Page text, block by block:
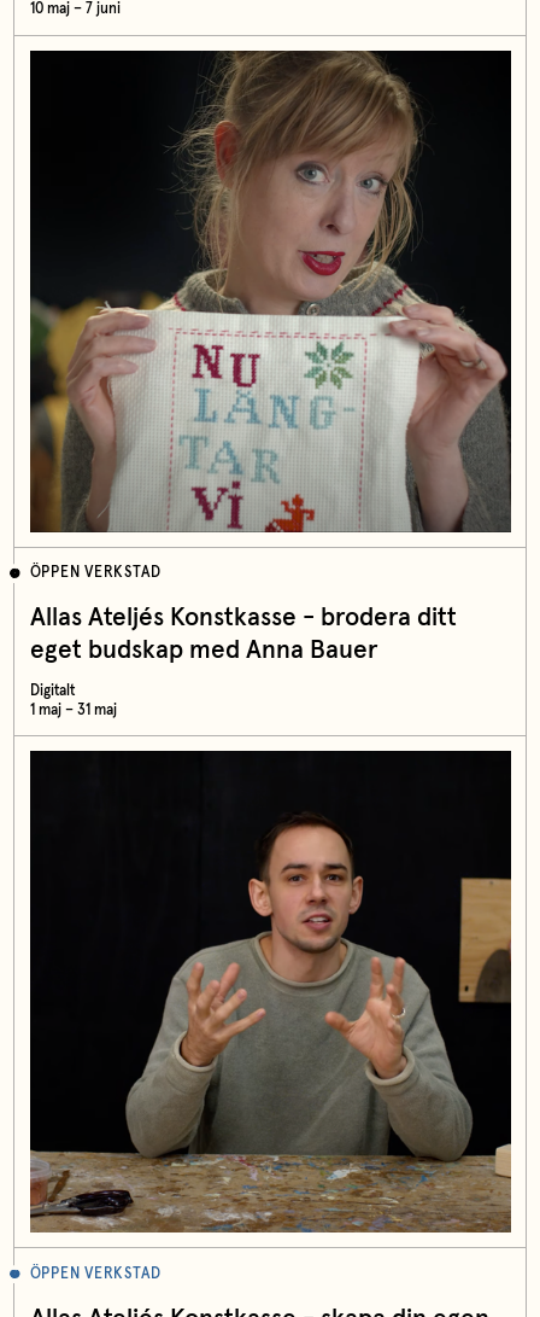
10 maj – 7 juni
ÖPPEN VERKSTAD
Allas Ateljés Konstkasse - brodera ditt
eget budskap med Anna Bauer
Digitalt
1 maj – 31 maj
ÖPPEN VERKSTAD